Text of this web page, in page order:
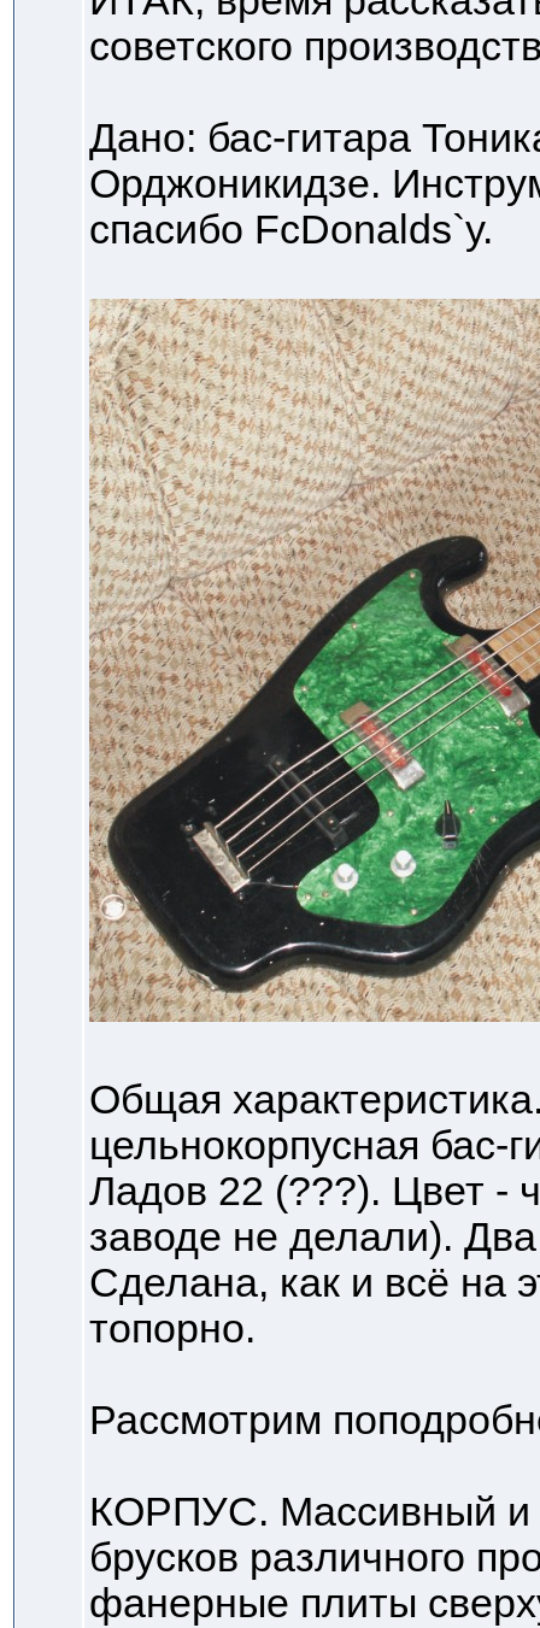
советского
Дано: бас-гитара
Орджоникидзе.
спасибо FcDonalds`у.
Общая
цельнокорпусная бас-
Ладов 22 (???). Цвет -
заводе не делали).
Сделана, как и всё на
топорно.
Рассмотрим
КОРПУС. Массивный и
брусков различного
фанерные плиты